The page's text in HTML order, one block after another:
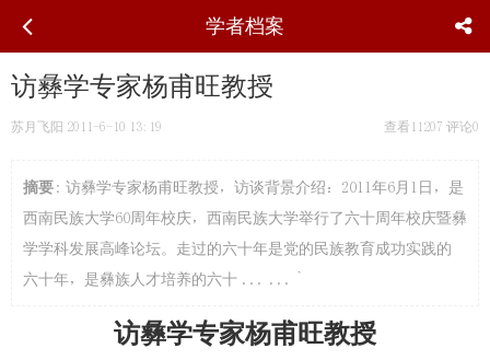
学者档案
访彝学专家杨甫旺教授
苏月飞阳 2011-6-10 13:19 查看11207 评论0
摘要 : 访彝学专家杨甫旺教授，访谈背景介绍：2011年6月1日，是
西南民族大学60周年校庆，西南民族大学举行了六十周年校庆暨彝
学学科发展高峰论坛。走过的六十年是党的民族教育成功实践的
六十年，是彝族人才培养的六十 ... ... `
访彝学专家杨甫旺教授